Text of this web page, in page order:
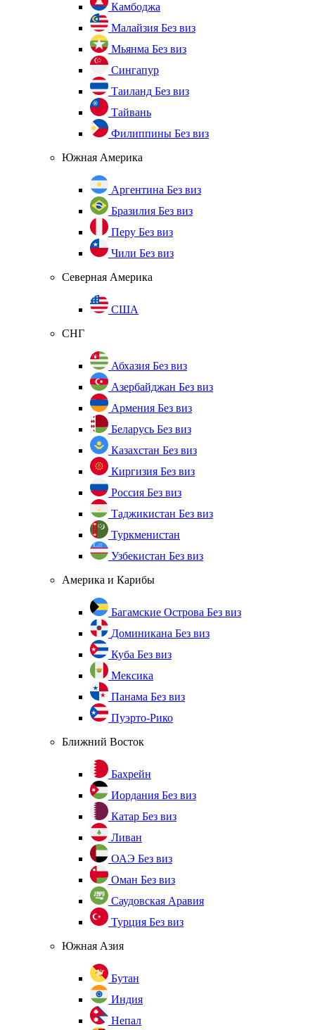
Камбоджа
Малайзия Без виз
Мьянма Без виз
Сингапур
Таиланд Без виз
Тайвань
Филиппины Без виз
Южная Америка
Аргентина Без виз
Бразилия Без виз
Перу Без виз
Чили Без виз
Северная Америка
США
СНГ
Абхазия Без виз
Азербайджан Без виз
Армения Без виз
Беларусь Без виз
Казахстан Без виз
Киргизия Без виз
Россия Без виз
Таджикистан Без виз
Туркменистан
Узбекистан Без виз
Америка и Карибы
Багамские Острова Без виз
Доминикана Без виз
Куба Без виз
Мексика
Панама Без виз
Пуэрто-Рико
Ближний Восток
Бахрейн
Иордания Без виз
Катар Без виз
Ливан
ОАЭ Без виз
Оман Без виз
Саудовская Аравия
Турция Без виз
Южная Азия
Бутан
Индия
Непал